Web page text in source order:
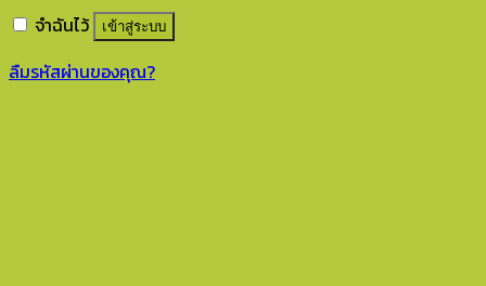
จำฉันไว้
เข้าสู่ระบบ
ลืมรหัสผ่านของคุณ?